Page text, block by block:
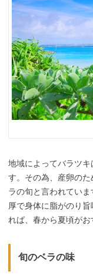
地域によってバラツ
す。その為、産卵の
ラの旬と言われてい
厚で身体に脂がのり
れば、春から夏頃がお
旬のベラの味